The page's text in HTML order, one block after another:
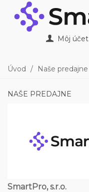
Môj účet
Úvod / Naše predajne
NAŠE PREDAJNE
SmartPro, s.r.o.